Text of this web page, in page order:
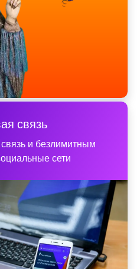
связь
и безлимитным
сети